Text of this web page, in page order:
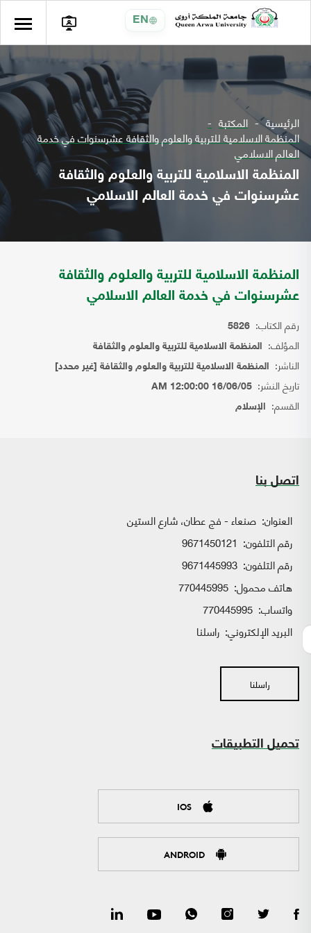
EN
الرئيسية المكتبة
المنظمة الاسلامية للتربية والعلوم والثقافة عشرسنوات في خدمة
العالم الاسلامي
المنظمة الاسلامية للتربية والعلوم والثقافة
عشرسنوات في خدمة العالم الاسلامي
المنظمة الاسلامية للتربية والعلوم والثقافة
عشرسنوات في خدمة العالم الاسلامي
رقم الكتاب: 5826
المؤلف: المنظمة الاسلامية للتربية والعلوم والثقافة
الناشر: المنظمة الاسلامية للتربية والعلوم والثقافة [غير محدد]
تاريخ النشر: 16/06/05 12:00:00 AM
القسم: الإسلام
اتصل بنا
العنوان: صنعاء - فج عطان، شارع الستين
رقم التلفون: 9671450121
رقم التلفون: 9671445993
هاتف محمول: 770445995
واتساب:
البريد الإلكتروني: راسلنا
راسلنا
تحميل التطبيقات
IOS
ANDROID